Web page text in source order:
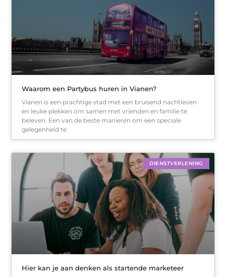
Waarom een Partybus huren in Vianen?
Vianen is een prachtige stad met een bruisend nachtleven
en leuke plekken om samen met vrienden en familie te
beleven. Een van de beste manieren om een speciale
gelegenheid te
DIENSTVERLENING
Hier kan je aan denken als startende marketeer